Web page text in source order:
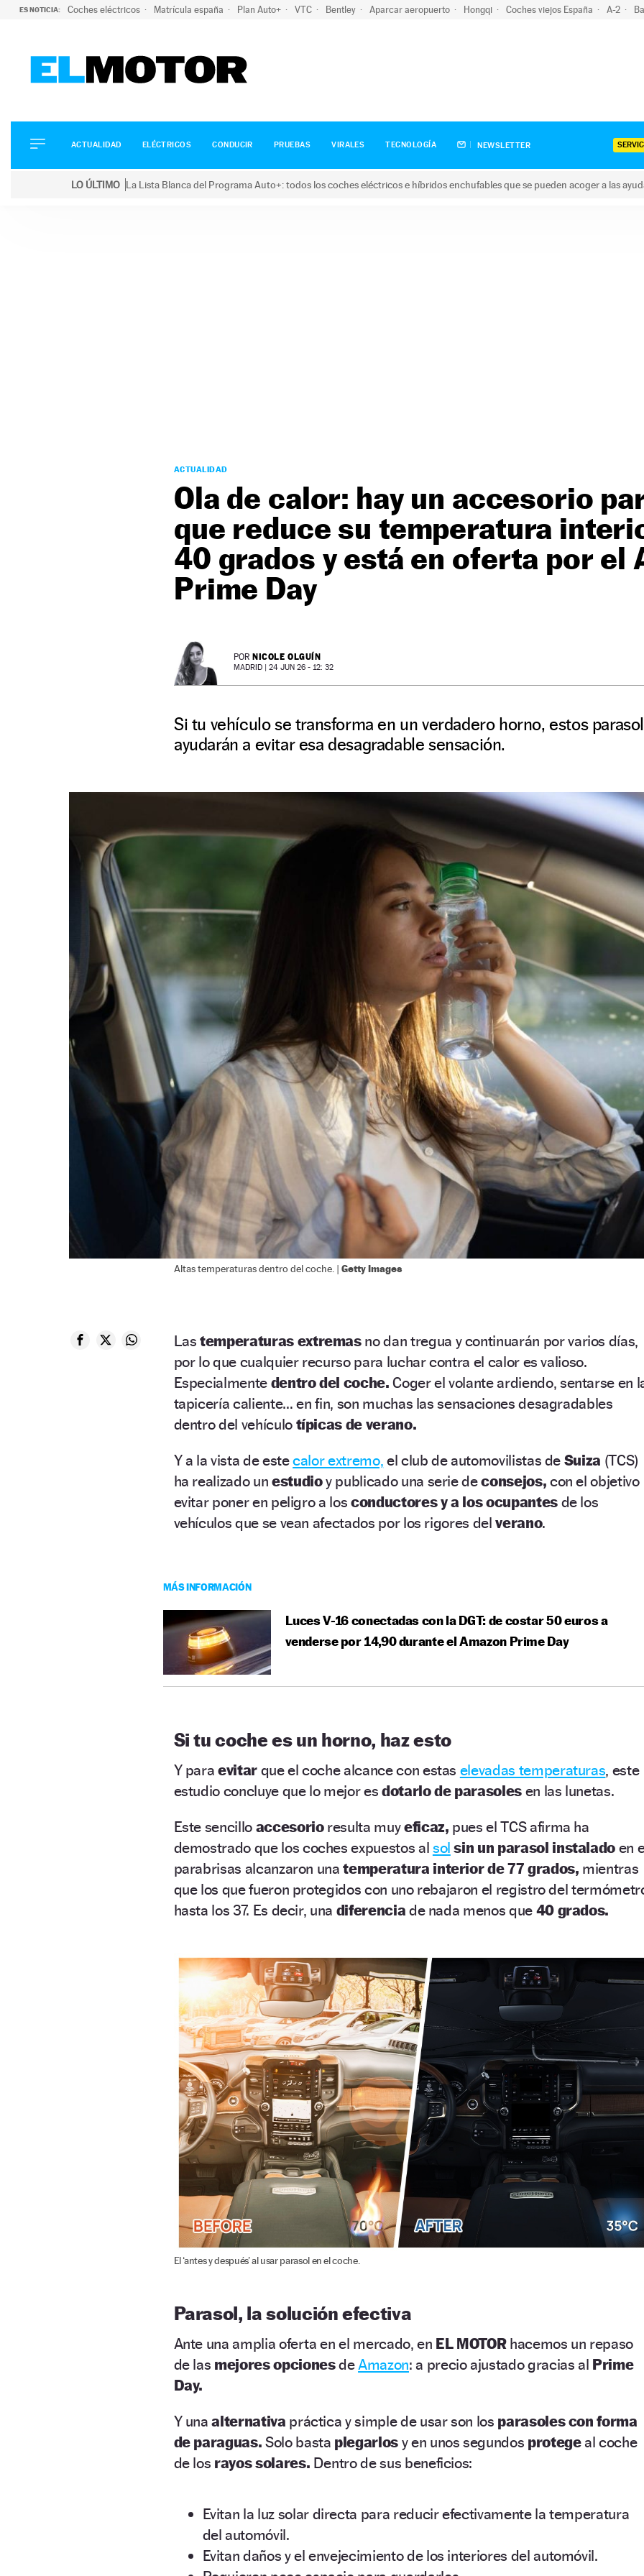
ES NOTICIA: Coches eléctricos Matrícula españa Plan Auto+ VTC Bentley Aparcar aeropuerto Hongqi Coches viejos España A-2
ELÉCTRICOS
CONDUCIR
ACTUALIDAD ELÉCTRICOS CONDUCIR PRUEBAS VIRALES TECNOLOGÍA NEWSLETTER
LO ÚLTIMO La Lista Blanca del Programa Auto+: todos los coches eléctricos e híbridos enchufables que se pueden acoger a las
ACTUALIDAD
Ola de calor: hay un accesorio
que reduce su temperatura
40 grados y está en oferta por el
Prime Day
POR NICOLE OLGUÍN
MADRID | 24 JUN 26 - 12: 32
Si tu vehículo se transforma en un verdadero horno, estos
ayudarán a evitar esa desagradable sensación.
Altas temperaturas dentro del coche. | Getty Images
Lastemperaturas extremasno dan tregua y continuarán por varios días,
por lo que cualquier recurso para luchar contra el calor es valioso.
Especialmente dentro del coche.Coger el volante ardiendo, sentarse en
tapicería caliente… en fin, son muchas las sensaciones desagradables
dentro del vehículo típicas de verano.
Y a la vista de estecalor extremo, el club de automovilistas de Suiza (TCS)
ha realizado un estudioy publicado una serie deconsejos, con el objetivo
evitar poner en peligro a los conductores y a los ocupantesde los
vehículos que se vean afectados por los rigores delverano.
MÁS INFORMACIÓN
Luces V-16 conectadas con la DGT: de costar 50 euros a
venderse por 14,90 durante el Amazon Prime Day
Si tu coche es un horno, haz esto
Y paraevitar que el coche alcance con estas elevadas temperaturas, este
estudio concluye que lo mejor es dotarlo de parasolesen las lunetas.
Este sencillo accesorio resulta muyeficaz, pues el TCS afirma ha
demostrado que los coches expuestos al sol sin un parasol instalado en
parabrisas alcanzaron unatemperatura interior de 77 grados, mientras
que los que fueron protegidos con uno rebajaron el registro del
hasta los 37. Es decir, una diferencia de nada menos que 40 grados.
El ‘antes y después’ al usar parasol en el coche.
Parasol, la solución efectiva
Ante una amplia oferta en el mercado, en EL MOTORhacemos un repaso
de las mejores opcionesdeAmazon: a precio ajustado gracias al Prime
Day.
Y unaalternativa práctica y simple de usar son los parasoles con forma
de paraguas. Solo basta plegarlos y en unos segundos protegeal coche
de los rayos solares. Dentro de sus beneficios:
Evitan la luz solar directa para reducir efectivamente la temperatura
del automóvil.
Evitan daños y el envejecimiento de los interiores del automóvil.